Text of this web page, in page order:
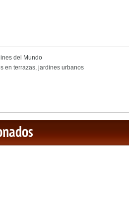
del Mundo
en terrazas, jardines urbanos